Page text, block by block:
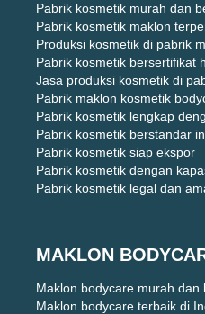
Pabrik kosmetik murah dan
Pabrik kosmetik maklon
Produksi kosmetik di pabrik
Pabrik kosmetik bersertifikat
Jasa produksi kosmetik di
Pabrik maklon kosmetik
Pabrik kosmetik lengkap
Pabrik kosmetik berstandar
Pabrik kosmetik siap ekspor
Pabrik kosmetik dengan
Pabrik kosmetik legal dan
MAKLON
Maklon bodycare murah dan
Maklon bodycare terbaik di